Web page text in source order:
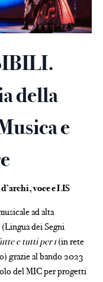
della
e
voce e LIS
ad alta
dei Segni
e tutti per 1(in rete
grazie al bando 2023
del MIC per progetti